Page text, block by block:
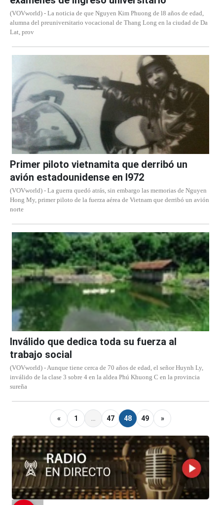
(VOVworld) - La noticia de que Nguyen Kim Phuong de l8 años de edad,
alumna del preuniversitario vocacional de Thang Long en la ciudad de Da
Lat, prov
Primer piloto vietnamita que derribó un
avión estadounidense en l972
(VOVworld) - La guerra quedó atrás, sin embargo las memorias de Nguyen
Hong My, primer piloto de la fuerza aérea de Vietnam que derribó un avión
norte
Inválido que dedica toda su fuerza al
trabajo social
(VOVworld) - Aunque tiene cerca de 70 años de edad, el señor Huynh Ly,
inválido de la clase 3 sobre 4 en la aldea Phú Khuong C en la provincia
sureña
« 1 … 47 48 49 »